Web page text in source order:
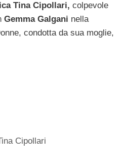
Tina Cipollari, colpevole
Gemma Galgani nella
condotta da sua moglie,
Cipollari